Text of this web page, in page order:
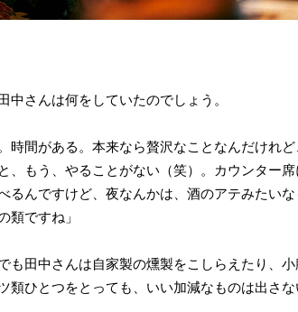
さんは何をしていたのでしょう。
時間がある。本来なら贅沢なことなんだけれ
もう、やることがない（笑）。カウンター
んですけど、夜なんかは、酒のアテみたい
類ですね」
田中さんは自家製の燻製をこしらえたり、
ひとつをとっても、いい加減なものは出さ